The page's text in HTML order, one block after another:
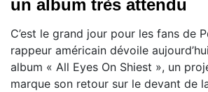
un album très attendu
C’est le grand jour pour les fans de
rappeur américain dévoile
album « All Eyes On Shiest », un
marque son retour sur le devant de